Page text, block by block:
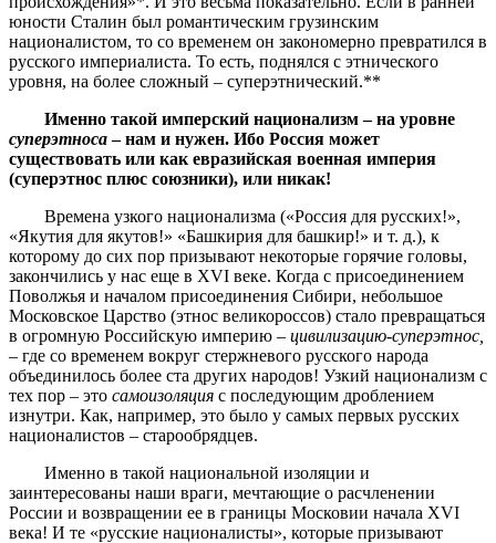
юности Сталин был романтическим грузинским
националистом, то со временем он закономерно превратился в
русского империалиста. То есть, поднялся с этнического
уровня, на более сложный – суперэтнический.**
Именно такой имперский национализм – на уровне
суперэтноса– нам и нужен. Ибо Россия может
существовать или как евразийская военная империя
(суперэтнос плюс союзники), или никак!
Времена узкого национализма («Россия для русских!»,
«Якутия для якутов!» «Башкирия для башкир!» и т. д.), к
которому до сих пор призывают некоторые горячие головы,
закончились у нас еще в XVI веке. Когда с присоединением
Поволжья и началом присоединения Сибири, небольшое
Московское Царство (этнос великороссов) стало превращаться
в огромную Российскую империю – цивилизацию-суперэтнос,
– где со временем вокруг стержневого русского народа
объединилось более ста других народов! Узкий национализм с
тех пор – это самоизоляция с последующим дроблением
изнутри. Как, например, это было у самых первых русских
националистов – старообрядцев.
Именно в такой национальной изоляции и
заинтересованы наши враги, мечтающие о расчленении
России и возвращении ее в границы Московии начала XVI
века! И те «русские националисты», которые призывают